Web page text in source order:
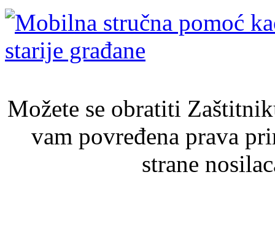
Možete se obratiti
vam povređena prava
strane